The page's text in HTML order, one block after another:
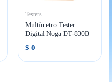
Testers
Multímetro Tester
Digital Noga DT-830B
$ 0